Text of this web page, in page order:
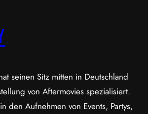
seinen Sitz mitten in Deutschland
von Aftermovies spezialisiert.
den Aufnehmen von Events, Partys,